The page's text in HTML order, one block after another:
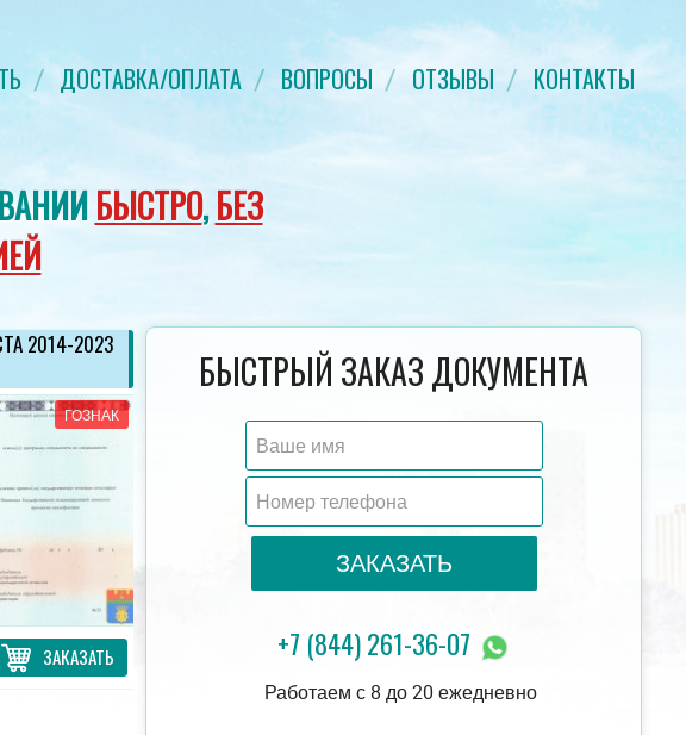
ДОСТАВКА/ОПЛАТА ВОПРОСЫ ОТЗЫВЫ КОНТАКТЫ
БЫСТРО,БЕЗ
2014-2023
ГОЗНАК
ЗАКАЗАТЬ
ДИПЛОМ ТЕХНИКУМА-КОЛЛЕДЖА
2014-2023 ГОД
ЗАКАЗАТЬ
ДИПЛОМ
ГОДА НОВОГО
20 000 руб.
БЫСТРЫЙ ЗАКАЗ ДОКУМЕНТА
ЗАКАЗАТЬ
+7 (844) 261-36-07
Работаем с 8 до 20 ежедневно